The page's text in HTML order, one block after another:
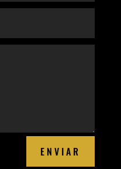
ENVIAR